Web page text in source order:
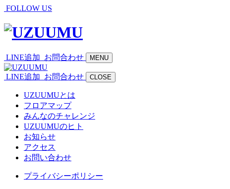
FOLLOW US
LINE追加 お問合わせ MENU
LINE追加 お問合わせ CLOSE
UZUUMUとは
フロアマップ
みんなのチャレンジ
UZUUMUのヒト
お知らせ
アクセス
お問い合わせ
プライバシーポリシー